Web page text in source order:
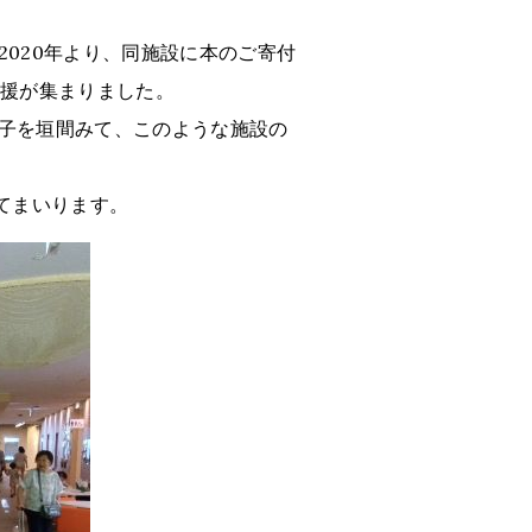
年より、同施設に本のご寄付
が集まりました。
を垣間みて、このような施設の
いります。